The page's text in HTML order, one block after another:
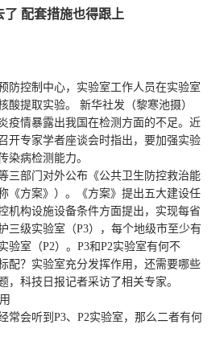
配套措施也得跟上
防控制中心，实验室工作人员在实验室
酸提取实验。 新华社发（黎寒池摄）
疫情暴露出我国在检测方面的不足。近
开专家学者座谈会时指出，要加强实验
染病检测能力。
三部门对外公布《公共卫生防控救治能
《方案》）。《方案》提出五大建设任
机构设施设备条件方面提出，实现每省
三级实验室（P3），每个地级市至少有
验室（P2）。P3和P2实验室有何不
配？实验室充分发挥作用，还需要哪些
，科技日报记者采访了相关专家。
常会听到P3、P2实验室，那么二者有何